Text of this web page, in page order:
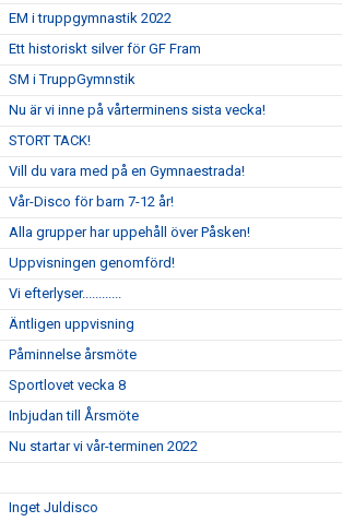
EM i truppgymnastik 2022
Ett historiskt silver för GF Fram
SM i TruppGymnstik
Nu är vi inne på vårterminens sista vecka!
STORT TACK!
Vill du vara med på en Gymnaestrada!
Vår-Disco för barn 7-12 år!
Alla grupper har uppehåll över Påsken!
Uppvisningen genomförd!
Vi efterlyser............
Äntligen uppvisning
Påminnelse årsmöte
Sportlovet vecka 8
Inbjudan till Årsmöte
Nu startar vi vår-terminen 2022
Inget Juldisco